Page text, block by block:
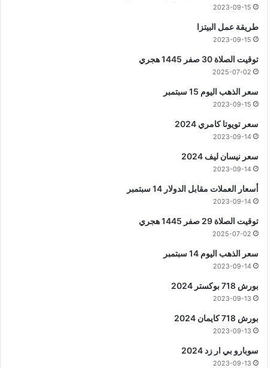
2023-09-15
طريقة عمل البيتزا
2023-09-15
توقيت الصلاة 30 صفر 1445 هجري
2025-07-02
سعر الذهب اليوم 15 سبتمبر
2023-09-15
سعر تويوتا كامري 2024
2023-09-14
سعر نيسان ليف 2024
2023-09-14
أسعار العملات مقابل الدولار 14 سبتمبر
2023-09-14
توقيت الصلاة 29 صفر 1445 هجري
2025-07-02
سعر الذهب اليوم 14 سبتمبر
2023-09-14
بورش 718 بوكستر 2024
2023-09-13
بورش 718 كايمان 2024
2023-09-13
سوبارو بي ار زد 2024
2023-09-13